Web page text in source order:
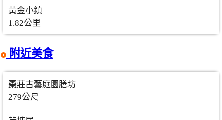
黃金小鎮
1.82公里
附近美食
棗莊古藝庭園膳坊
279公尺